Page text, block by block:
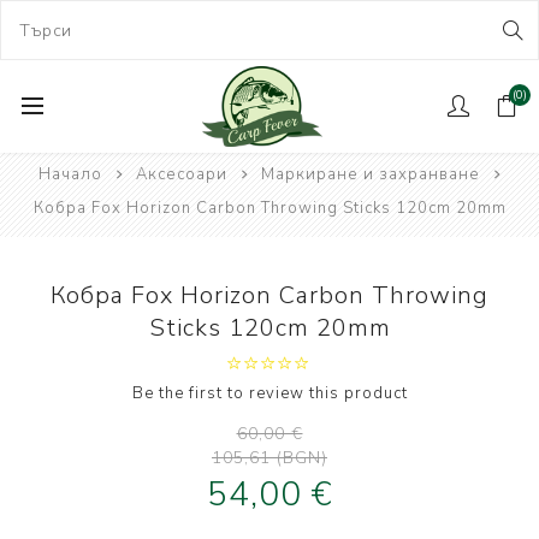
(0)
Начало Аксесоари
Маркиране и захранване
Кобра Fox Horizon Carbon Throwing Sticks 120cm 20mm
Кобра Fox Horizon Carbon Throwing
Sticks 120cm 20mm
Be the first to review this product
60,00 €
105,61 (BGN)
54,00 €